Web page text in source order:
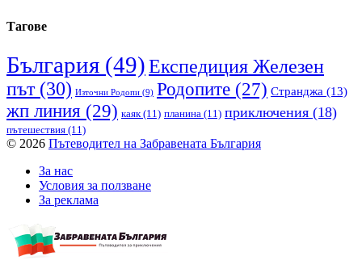
Тагове
България (49)Експедиция Железен
път(30) Източни Родопи (9) Родопите (27) Странджа (13)
жп линия (29) каяк (11) планина (11) приключения (18)
пътешествия (11)
© 2026 Пътеводител на Забравената България
За нас
Условия за ползване
За реклама